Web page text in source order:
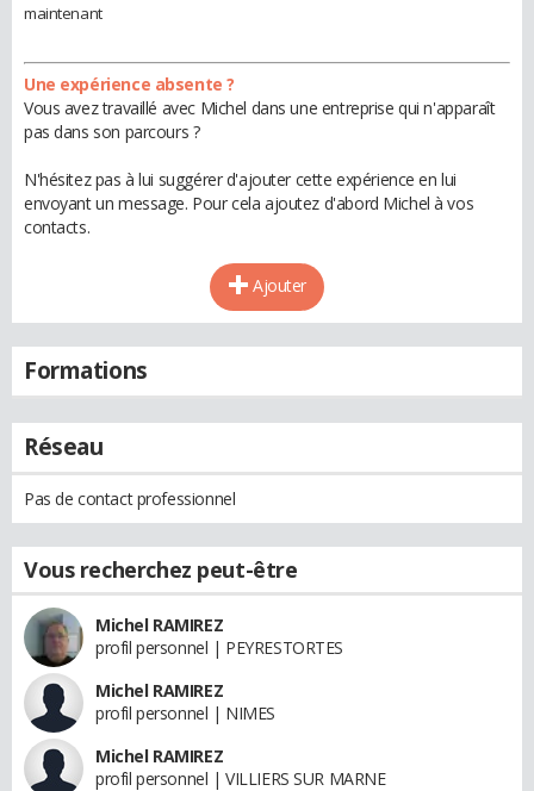
maintenant
Une expérience absente ?
Vous avez travaillé avec Michel dans une entreprise qui n'apparaît
pas dans son parcours ?
N'hésitez pas à lui suggérer d'ajouter cette expérience en lui
envoyant un message. Pour cela ajoutez d'abord Michel à vos
contacts.
Ajouter
Formations
Réseau
Pas de contact professionnel
Vous recherchez peut-être
Michel RAMIREZ
profil personnel | PEYRESTORTES
Michel RAMIREZ
profil personnel | NIMES
Michel RAMIREZ
profil personnel | VILLIERS SUR MARNE